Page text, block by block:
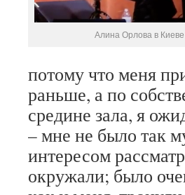
Алина Орлова в Киеве
потому что меня
раньше, а по
средине зала, я
– мне не было так
интересом
окружали; было